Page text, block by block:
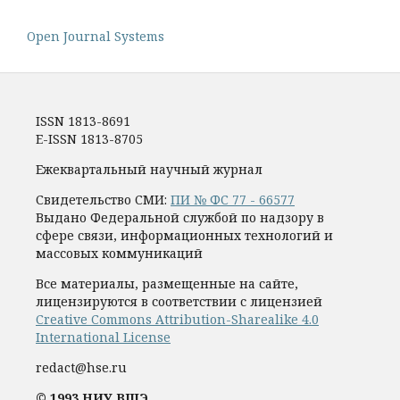
Open Journal Systems
ISSN 1813-8691
E-ISSN 1813-8705
Ежеквартальный научный журнал
Свидетельство СМИ: ПИ № ФС 77 - 66577
Выдано Федеральной службой по надзору в
сфере связи, информационных технологий и
массовых коммуникаций
Все материалы, размещенные на сайте,
лицензируются в соответствии с лицензией
Creative Commons Attribution-Sharealike 4.0
International License
redact@hse.ru